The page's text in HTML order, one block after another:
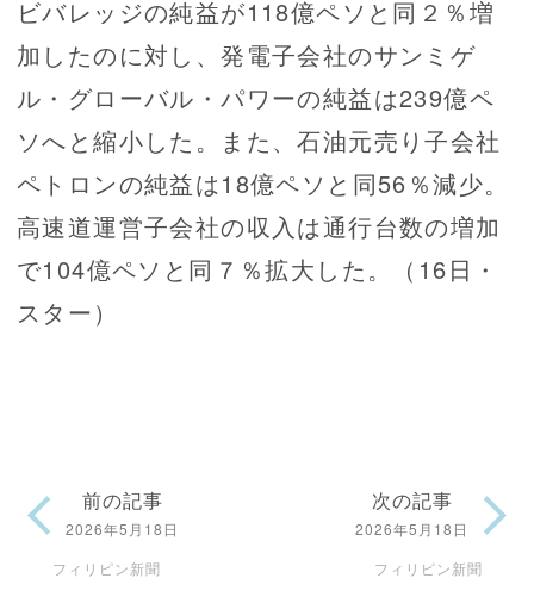
ビバレッジの純益が118億ペソと同２％増
加したのに対し、発電子会社のサンミゲ
ル・グローバル・パワーの純益は239億ペ
ソへと縮小した。また、石油元売り子会社
ペトロンの純益は18億ペソと同56％減少。
高速道運営子会社の収入は通行台数の増加
で104億ペソと同７％拡大した。（16日・
スター）
前の記事
2026年5月18日
フィリピン新聞
次の記事
2026年5月18日
フィリピン新聞